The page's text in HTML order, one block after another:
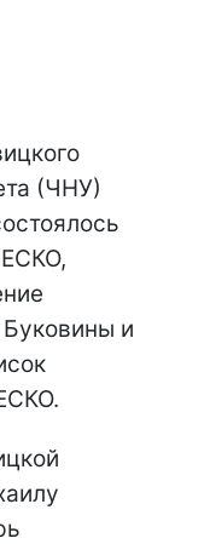
(ЧНУ)
и